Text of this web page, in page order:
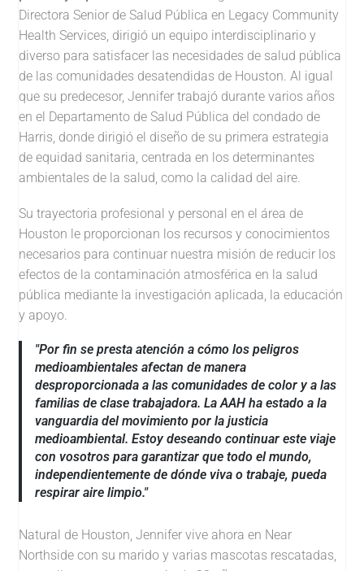
Directora Senior de Salud Pública en Legacy Community
Health Services, dirigió un equipo interdisciplinario y
diverso para satisfacer las necesidades de salud pública
de las comunidades desatendidas de Houston. Al igual
que su predecesor, Jennifer trabajó durante varios años
en el Departamento de Salud Pública del condado de
Harris, donde dirigió el diseño de su primera estrategia
de equidad sanitaria, centrada en los determinantes
ambientales de la salud, como la calidad del aire.
Su trayectoria profesional y personal en el área de
Houston le proporcionan los recursos y conocimientos
necesarios para continuar nuestra misión de reducir los
efectos de la contaminación atmosférica en la salud
pública mediante la investigación aplicada, la educación
y apoyo.
"Por fin se presta atención a cómo los peligros
medioambientales afectan de manera
desproporcionada a las comunidades de color y a las
familias de clase trabajadora. La AAH ha estado a la
vanguardia del movimiento por la justicia
medioambiental. Estoy deseando continuar este viaje
con vosotros para garantizar que todo el mundo,
independientemente de dónde viva o trabaje, pueda
respirar aire limpio."
Natural de Houston, Jennifer vive ahora en Near
Northside con su marido y varias mascotas rescatadas,